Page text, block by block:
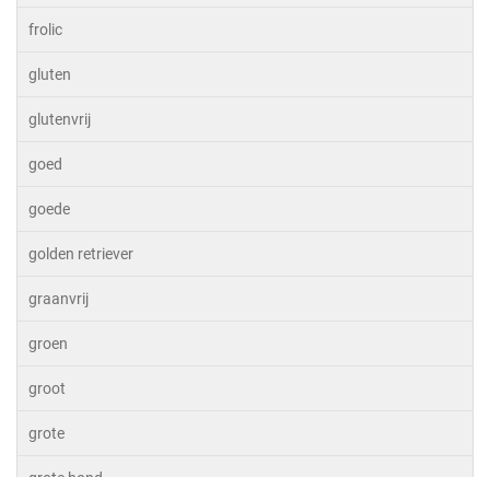
frolic
gluten
glutenvrij
goed
goede
golden retriever
graanvrij
groen
groot
grote